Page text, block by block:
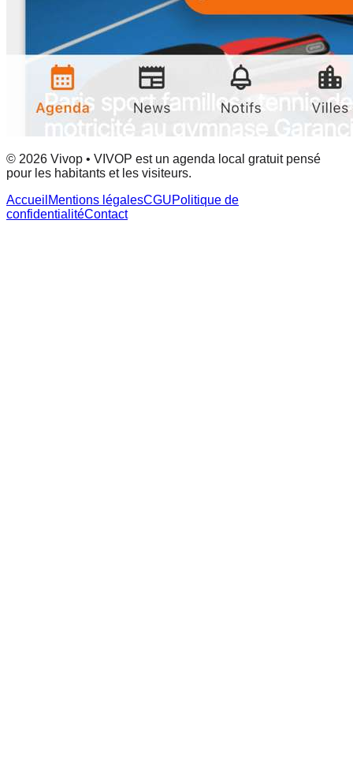
© 2026 Vivop • VIVOP est un agenda local gratuit pensé
pour les habitants et les visiteurs.
Accueil Mentions légalesCGUPolitique de
confidentialitéContact